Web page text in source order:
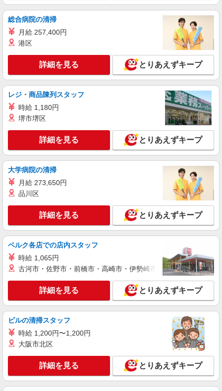
訪問看護ステーションにおける医療事務
【派遣時給】1,250〜1,350円（資格・経験によ
給：165,300〜203,600円（資格・経験による）
基本給：152,300〜179,600円 特務手当：
3,000〜7,000円（一般職3,000円、副主任5,000
円、主任7,000円） 調整手当：3,500〜10,500円
（非世帯主3,500円、世帯主扶養無5,900円、世帯
主扶養有10,500円） ベースアップ手当：6,500
円 昇給：有 賞与：年2回4.5か月分（前年度実
績） ※最長６ヶ月の派遣期間満了後、双方合意の
キープ 詳細を見る
派遣社員
株式会社トラストグロース 北海道支社
【派遣時給】1,250〜1,350円（資格・経験によ
北海道札幌市東区本町2条
キープ 詳細を見る
派遣社員
株式会社トラストグロース 北海道支社
【派遣時給】1,200〜1,350円（資格・経験によ
る） 交通費別途支給
北海道札幌市東区北30条東
キープ 詳細を見る
総合病院の清掃
月給 257,400円
港区
詳細を見る とりあえずキープ
レジ・商品陳列スタッフ
時給 1,180円
堺市堺区
詳細を見る とりあえずキープ
大学病院の清掃
月給 273,650円
品川区
詳細を見る とりあえずキープ
ベルク各店での店内スタッフ
時給 1,065円
古河市・佐野市・前橋市・高崎市・伊勢崎市・太田市・館林市
詳細を見る とりあえずキープ
ビルの清掃スタッフ
時給 1,200円〜1,200円
大阪市北区
詳細を見る とりあえずキープ